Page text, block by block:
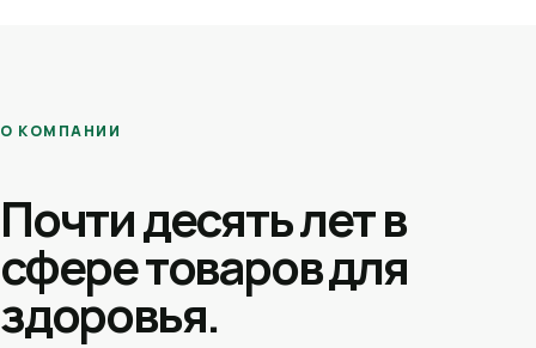
О КОМПАНИИ
Почти десять лет в
сфере товаров для
здоровья.